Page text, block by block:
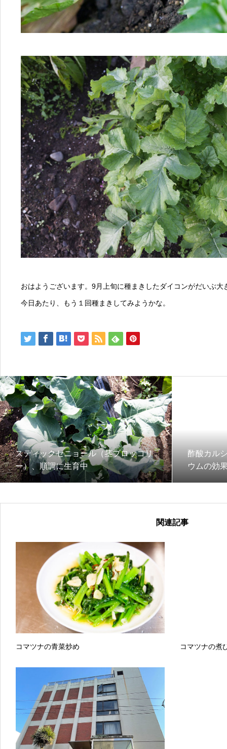
おはようございます。9月上旬に種まきしたダイコンがだいぶ大
今日あたり、もう１回種まきしてみようかな。
スティックセニョール（茎ブロッコリ
ー）、順調に生育中
酢酸カル
ウムの効
関連記事
コマツナの青菜炒め コマツナの煮